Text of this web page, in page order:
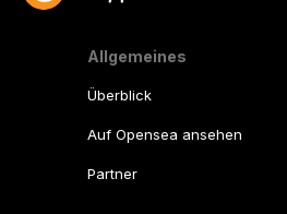
Allgemeines
Überblick
Auf Opensea ansehen
Partner